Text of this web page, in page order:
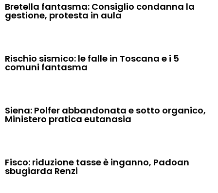
Bretella fantasma: Consiglio condanna la
gestione, protesta in aula
Rischio sismico: le falle in Toscana e i 5
comuni fantasma
Siena: Polfer abbandonata e sotto organico,
Ministero pratica eutanasia
Fisco: riduzione tasse è inganno, Padoan
sbugiarda Renzi